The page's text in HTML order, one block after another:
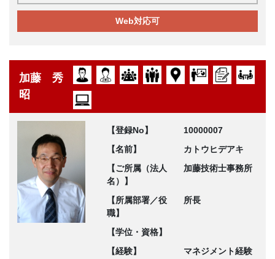
Web対応可
加藤 秀
昭
【登録No】
10000007
【名前】
カトウヒデアキ
【ご所属（法人
名）】
加藤技術士事務所
【所属部署／役
職】
所長
【学位・資格】
【経験】
マネジメント経験